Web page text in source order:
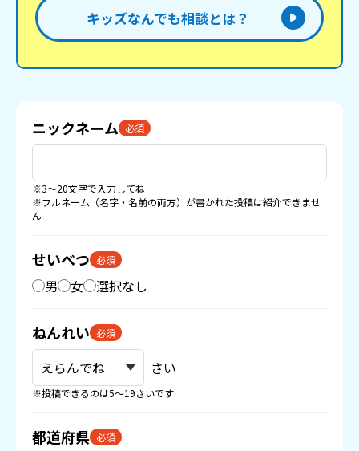
キッズなんでも相談とは？
ニックネーム 必須
※3〜20文字で入力してね
※フルネーム（名字・名前の両方）が書かれた投稿は紹介できませ
ん
せいべつ 必須
男 女 選択なし
ねんれい 必須
さい
※投稿できるのは5〜19さいです
都道府県 必須